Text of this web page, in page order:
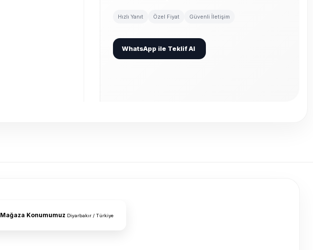
Hızlı Yanıt Özel Fiyat Güvenli İletişim
WhatsApp ile Teklif Al
Mağaza Konumumuz Diyarbakır / Türkiye